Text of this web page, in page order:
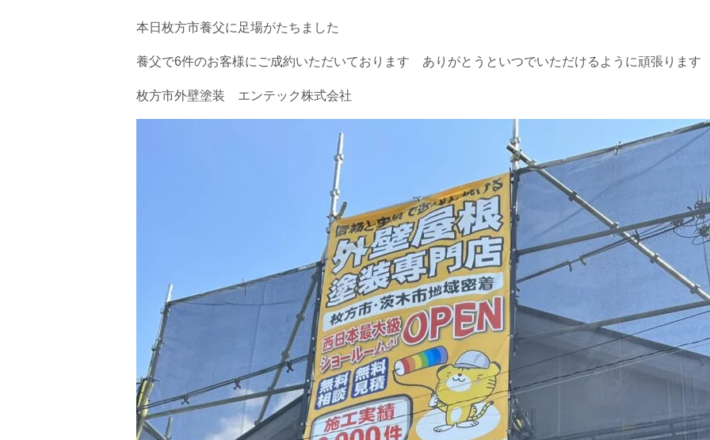
本日枚方市養父に足場がたちました
養父で6件のお客様にご成約いただいております ありがとうといつでいただけるように頑張ります
枚方市外壁塗装 エンテック株式会社